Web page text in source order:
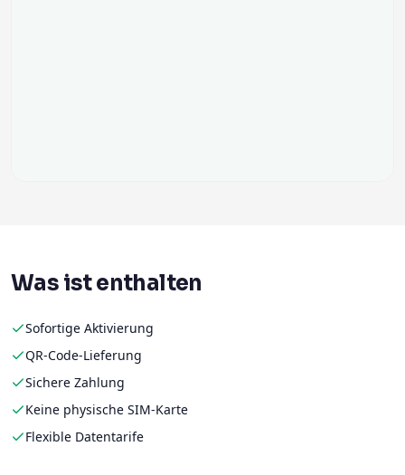
Was ist enthalten
Sofortige Aktivierung
QR-Code-Lieferung
Sichere Zahlung
Keine physische SIM-Karte
Flexible Datentarife